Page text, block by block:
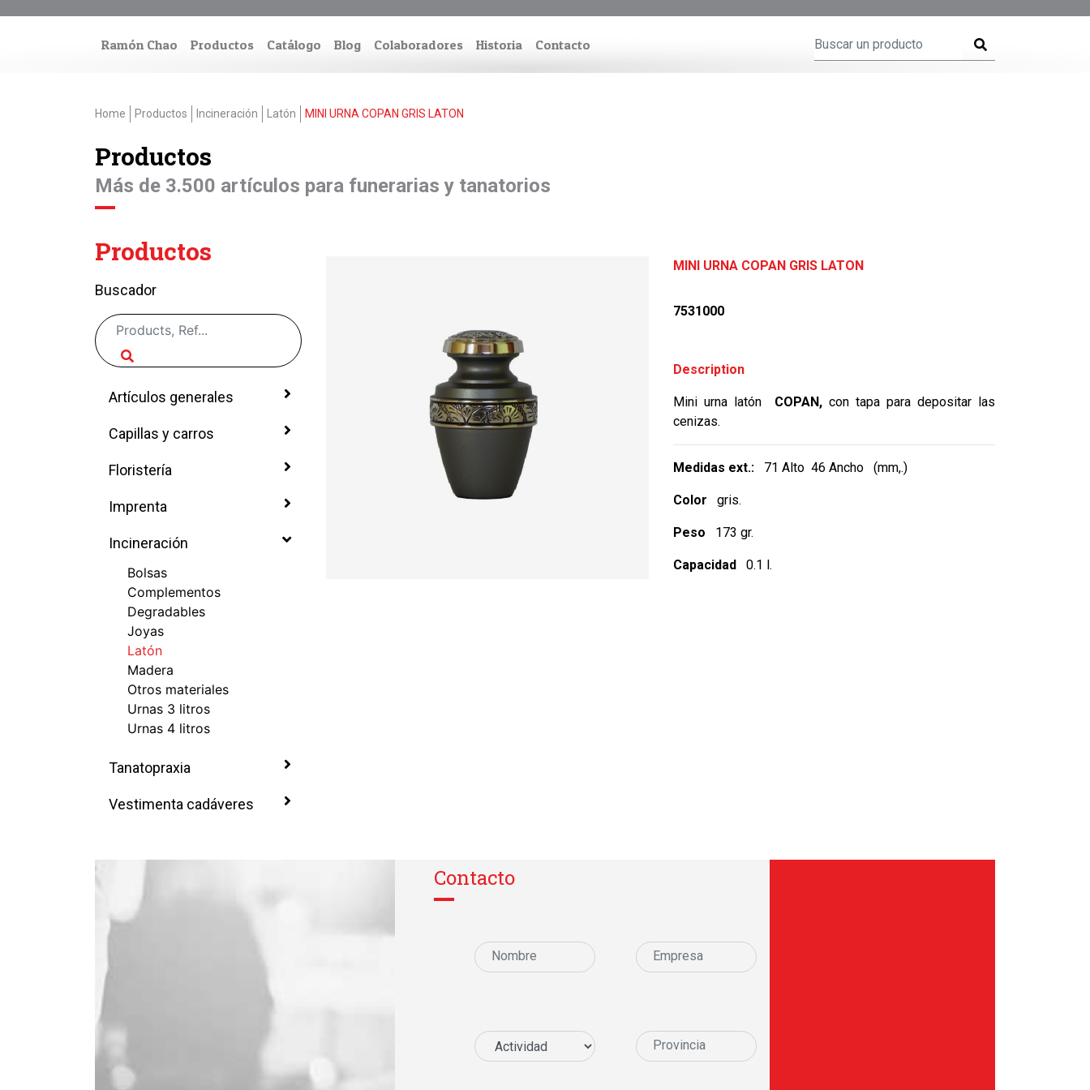
Ramón Chao Productos Catálogo Blog Colaboradores Historia Contacto
Home Productos Incineración Latón MINI URNA COPAN GRIS LATON
Productos
Más de 3.500 artículos para funerarias y tanatorios
Productos
Buscador
Artículos generales
Capillas y carros
Floristería
Imprenta
Incineración
Bolsas
Complementos
Degradables
Joyas
Latón
Madera
Otros materiales
Urnas 3 litros
Urnas 4 litros
Tanatopraxia
Vestimenta cadáveres
MINI URNA COPAN GRIS LATON
7531000
Description
Mini urna latón COPAN,con tapa para depositar las
cenizas.
Medidas ext.: 71 Alto 46 Ancho (mm,.)
Color gris.
Peso 173 gr.
Capacidad 0.1 l.
Contacto